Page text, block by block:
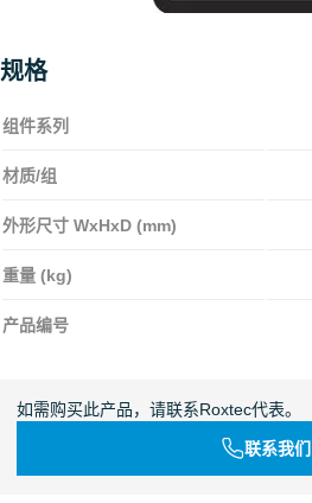
规格
组件系列
材质/组
外形尺寸 WxHxD (mm)
重量 (kg)
产品编号
如需购买此产品，请联系Roxtec代表。
联系我们